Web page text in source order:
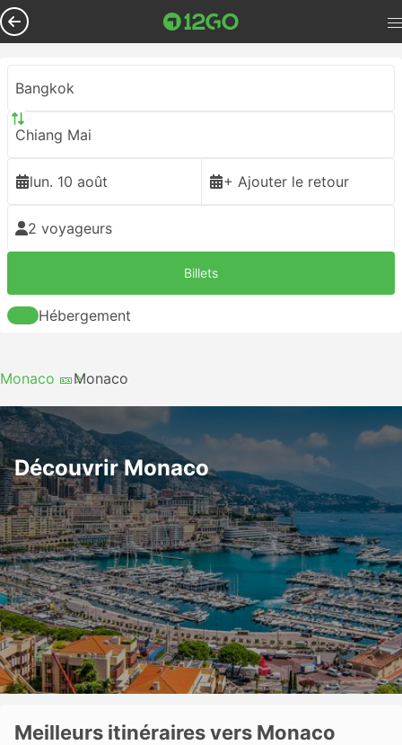
Bangkok
Chiang Mai
lun. 10 août + Ajouter le retour
2 voyageurs
Billets
Hébergement
Monaco 🎫Monaco
Découvrir Monaco
Meilleurs itinéraires vers Monaco